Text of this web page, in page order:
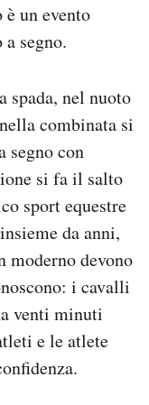
un evento
segno.
spada, nel nuoto
combinata si
segno con
si fa il salto
sport equestre
da anni,
moderno devono
i cavalli
venti minuti
e le atlete